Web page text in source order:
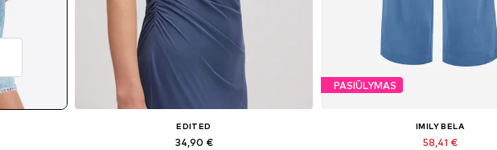
EDITED
34,90 €
PASIŪLYMAS
IMILY BELA
58,41 €